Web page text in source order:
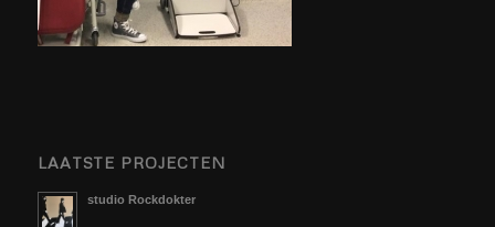
LAATSTE PROJECTEN
studio Rockdokter